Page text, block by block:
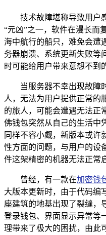
技术故障堪称导致用户
“元凶”之一，软件在漫长而
海中航行的船只，难免会遭
务器崩溃、系统更新失败等
时可能给用户带来意想不到
当服务器不幸出现故障
人，无法为用户提供正常的
的旅人，可能会遭遇无法正
佛钱包突然从自己的生活中
同样不容小觑，新版本或许
性方面的问题，与用户的设
件这架精密的机器无法正常
曾经，有一款在加密钱
大版本更新时，由于代码编
座建筑的地基出现了裂缝，
登录钱包、界面显示异常等
理带来了极大的困扰，由此